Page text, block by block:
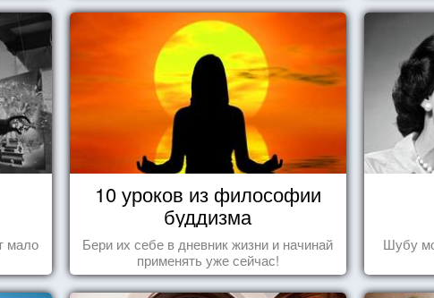
мало
10 уроков из философии
буддизма
Бери их себе в дневник жизни и начинай
применять уже сейчас!
Шубу